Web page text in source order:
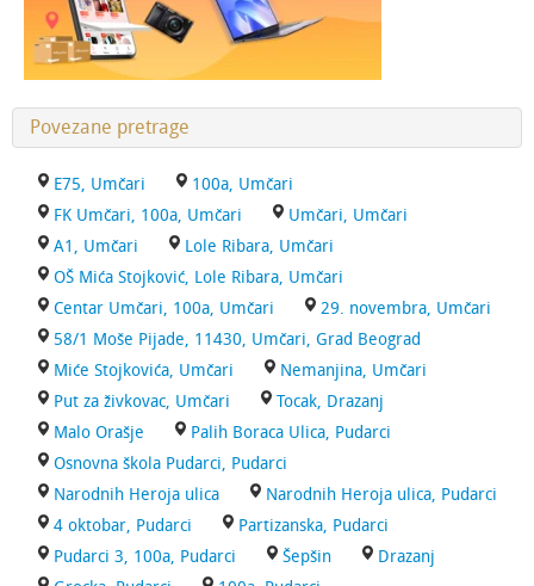
Povezane pretrage
E75, Umčari
100a, Umčari
FK Umčari, 100a, Umčari
Umčari, Umčari
A1, Umčari
Lole Ribara, Umčari
OŠ Mića Stojković, Lole Ribara, Umčari
Centar Umčari, 100a, Umčari
29. novembra, Umčari
58/1 Moše Pijade, 11430, Umčari, Grad Beograd
Miće Stojkovića, Umčari
Nemanjina, Umčari
Put za živkovac, Umčari
Tocak, Drazanj
Malo Orašje
Palih Boraca Ulica, Pudarci
Osnovna škola Pudarci, Pudarci
Narodnih Heroja ulica
Narodnih Heroja ulica, Pudarci
4 oktobar, Pudarci
Partizanska, Pudarci
Pudarci 3, 100a, Pudarci
Šepšin
Drazanj